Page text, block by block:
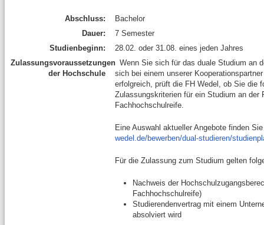
Abschluss:
Bachelor
Dauer:
7 Semester
Studienbeginn:
28.02. oder 31.08. eines jeden Jahres
Zulassungsvoraussetzungen
der Hochschule
Wenn Sie sich für das duale Studium an
sich bei einem unserer
erfolgreich, prüft die FH Wedel, ob Sie die
Zulassungskriterien für ein Studium an der
Fachhochschulreife.
Eine Auswahl aktueller Angebote finden
wedel.de/bewerben/dual-studieren/
Für die Zulassung zum Studium gelten
Nachweis der
Fachhochschulreife)
Studierendenvertrag mit einem
absolviert wird